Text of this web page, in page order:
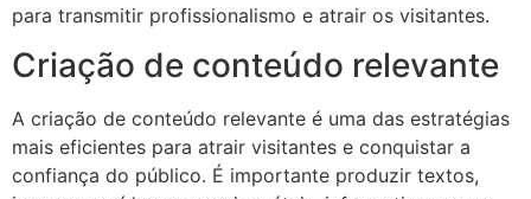
para transmitir profissionalismo e atrair os visitantes.
Criação de conteúdo relevante
A criação de conteúdo relevante é uma das estratégias
mais eficientes para atrair visitantes e conquistar a
confiança do público. É importante produzir textos,